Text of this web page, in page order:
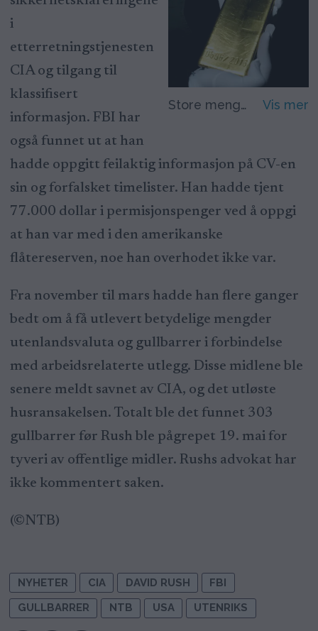
Store mengder gullbarrer ble funnet i huset til David Rush. Illustrasjonsfoto.
i
etterretningstjenesten
CIA og tilgang til
klassifisert
informasjon. FBI har
også funnet ut at han
hadde oppgitt feilaktig informasjon på CV-en
sin og forfalsket timelister. Han hadde tjent
77.000 dollar i permisjonspenger ved å oppgi
at han var med i den amerikanske
flåtereserven, noe han overhodet ikke var.
Fra november til mars hadde han flere ganger
bedt om å få utlevert betydelige mengder
utenlandsvaluta og gullbarrer i forbindelse
med arbeidsrelaterte utlegg. Disse midlene ble
senere meldt savnet av CIA, og det utløste
husransakelsen. Totalt ble det funnet 303
gullbarrer før Rush ble pågrepet 19. mai for
tyveri av offentlige midler. Rushs advokat har
ikke kommentert saken.
(©NTB)
NYHETER CIA DAVID RUSH
FBI
GULLBARRER
NTB USA UTENRIKS